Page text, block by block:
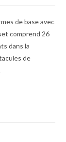
de base avec
comprend 26
dans la
de